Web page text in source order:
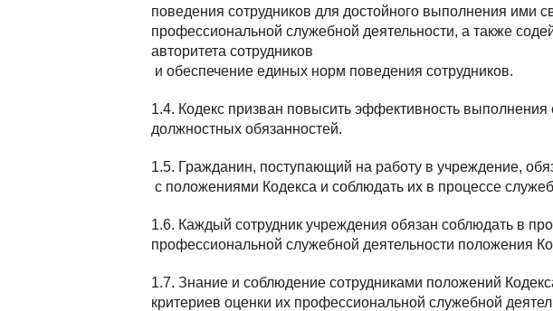
поведения сотрудников для достойного выполнения ими
профессиональной служебной деятельности, а также
авторитета сотрудников
и обеспечение единых норм поведения сотрудников.
1.4. Кодекс призван повысить эффективность выполнения
должностных обязанностей.
1.5. Гражданин, поступающий на работу в учреждение,
с положениями Кодекса и соблюдать их в процессе
1.6. Каждый сотрудник учреждения обязан соблюдать в
профессиональной служебной деятельности положения
1.7. Знание и соблюдение сотрудниками положений
критериев оценки их профессиональной служебной